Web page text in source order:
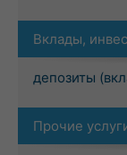
Вклады,
депозиты
Прочие